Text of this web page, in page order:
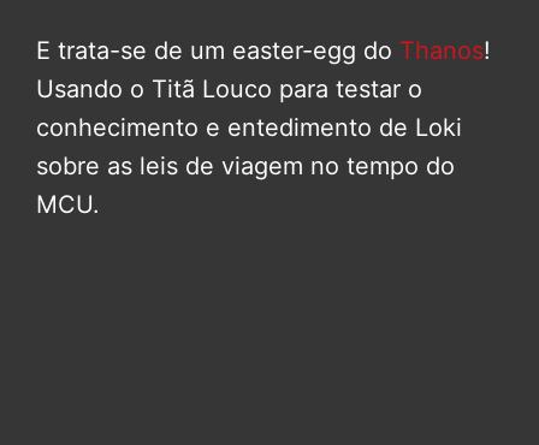
E trata-se de um easter-egg do Thanos!
Usando o Titã Louco para testar o
conhecimento e entedimento de Loki
sobre as leis de viagem no tempo do
MCU.